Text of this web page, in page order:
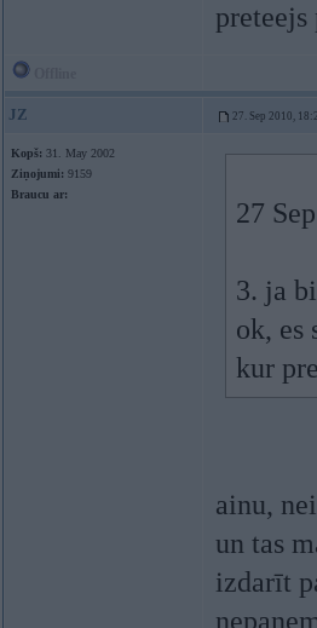
JZ 27. Sep 2010,
Kopš: 31. May 2002
Ziņojumi: 9159
Braucu ar:
27
3. ja
ok, es
kur
ainu,
un tas
izdarīt